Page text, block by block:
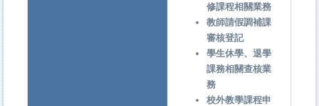
修課程相關業務
教師請假調補課
審核登記
學生休學、退學
課務相關查核業
務
校外教學課程申